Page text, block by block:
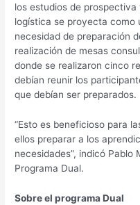
los estudios de
logística se proyecta como
necesidad de preparación
realización de mesas
donde se realizaron cinco
debían reunir los
que debían ser preparados.
“Esto es beneficioso para
ellos preparar a los
necesidades”, indicó Pablo
Programa Dual.
Sobre el programa Dual